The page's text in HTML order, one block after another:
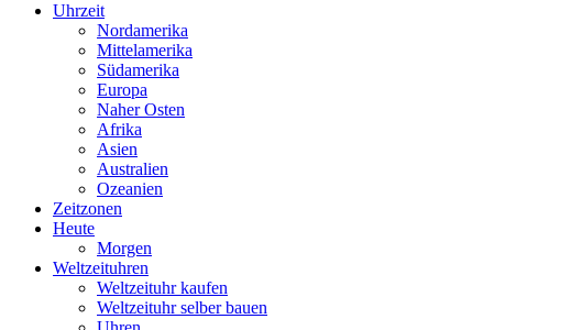
Uhrzeit
Nordamerika
Mittelamerika
Südamerika
Europa
Naher Osten
Afrika
Asien
Australien
Ozeanien
Zeitzonen
Heute
Morgen
Weltzeituhren
Weltzeituhr kaufen
Weltzeituhr selber bauen